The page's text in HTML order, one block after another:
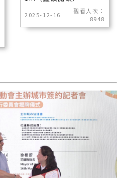
2025-12-16
觀看人次：
8948